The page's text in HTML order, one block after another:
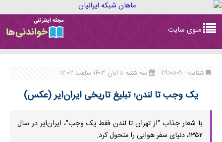
navigation
منوی سایت
شناسه : ۲۹۱۰۸۰۹ - سه شنبه ۸ آبان ۱۴۰۳ ساعت ۱۲:۰۲
یک وجب تا لندن؛ تبلیغ تاریخی ایران‌ایر (عکس)
با شعار جذاب "از تهران تا لندن فقط یک وجب"، ایران‌ایر در سال
۱۳۵۲، دنیای سفر هوایی را متحول کرد.